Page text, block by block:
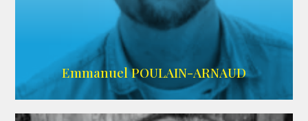
AGENCE SINGULARIST
Emmanuel POULAIN-ARNAUD